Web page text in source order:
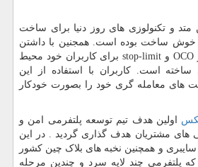
و تکنولوزی های روز دنیا برای ساخت
خوش ساخت بوده است. همجنین با داشتن
OCO و stop-limitبرای کاربران خود محیط
است. کاربران با استفاده از این
های معامله گری خود را بصورت خودکار
اولین هدف تیم توسعه پلتفرمی امن و
های مشتریان هدف گذاری گردید . در این
سایبری و همچنین نخبه های بلاک چین کشور
پلتفرمی چند لایه سرد و چندین مرحله